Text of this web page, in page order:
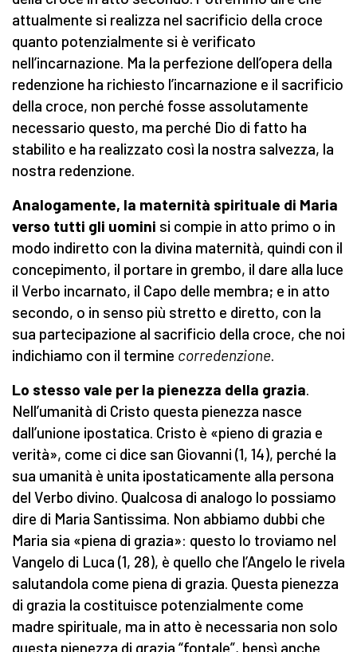
attualmente si realizza nel sacrificio della croce
quanto potenzialmente si è verificato
nell’incarnazione. Ma la perfezione dell’opera della
redenzione ha richiesto l’incarnazione e il sacrificio
della croce, non perché fosse assolutamente
necessario questo, ma perché Dio di fatto ha
stabilito e ha realizzato così la nostra salvezza, la
nostra redenzione.
Analogamente, la maternità spirituale di Maria
verso tutti gli uomini si compie in atto primo o in
modo indiretto con la divina maternità, quindi con il
concepimento, il portare in grembo, il dare alla luce
il Verbo incarnato, il Capo delle membra; e in atto
secondo, o in senso più stretto e diretto, con la
sua partecipazione al sacrificio della croce, che noi
indichiamo con il termine corredenzione.
Lo stesso vale per la pienezza della grazia.
Nell’umanità di Cristo questa pienezza nasce
dall’unione ipostatica. Cristo è «pieno di grazia e
verità», come ci dice san Giovanni (1, 14), perché la
sua umanità è unita ipostaticamente alla persona
del Verbo divino. Qualcosa di analogo lo possiamo
dire di Maria Santissima. Non abbiamo dubbi che
Maria sia «piena di grazia»: questo lo troviamo nel
Vangelo di Luca (1, 28), è quello che l’Angelo le rivela
salutandola come piena di grazia. Questa pienezza
di grazia la costituisce potenzialmente come
madre spirituale, ma in atto è necessaria non solo
questa pienezza di grazia “fontale”, bensì anche